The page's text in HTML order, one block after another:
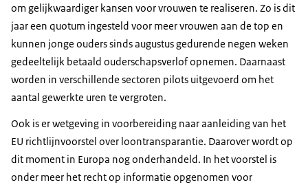
om gelijkwaardiger kansen voor vrouwen te realiseren. Zo is dit
jaar een quotum ingesteld voor meer vrouwen aan de top en
kunnen jonge ouders sinds augustus gedurende negen weken
gedeeltelijk betaald ouderschapsverlof opnemen. Daarnaast
worden in verschillende sectoren pilots uitgevoerd om het
aantal gewerkte uren te vergroten.
Ook is er wetgeving in voorbereiding naar aanleiding van het
EU richtlijnvoorstel over loontransparantie. Daarover wordt op
dit moment in Europa nog onderhandeld. In het voorstel is
onder meer het recht op informatie opgenomen voor